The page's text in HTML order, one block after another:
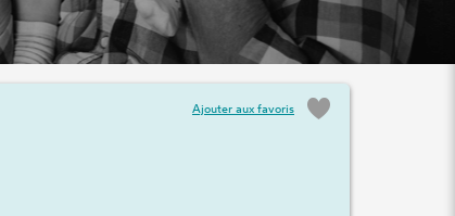
Ajouter aux favoris